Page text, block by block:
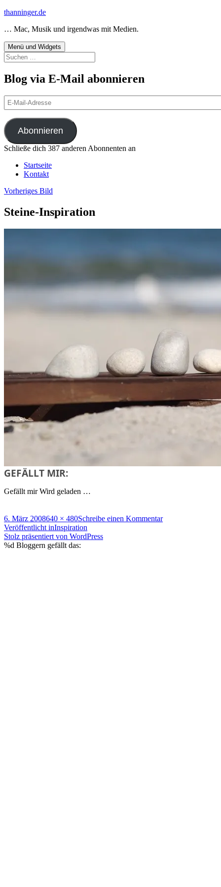
Zum
springen
thanninger.de
… Mac, Musik und irgendwas mit Medien.
Menü und Widgets
Suchen
nach:
Blog via E-Mail abonnieren
E-
Mail-
Adresse
Abonnieren
Schließe dich 387 anderen Abonnenten an
Startseite
Kontakt
Vorheriges Bild
Steine-Inspiration
GEFÄLLT MIR:
Gefällt mir Wird geladen …
Veröffentlicht
am
6. März 2008Volle
Größe
640 × 480Schreibe einen Kommentarzu
Beitragsnavigation
Veröffentlicht inInspiration
Stolz präsentiert von WordPress
%d Bloggern gefällt das: